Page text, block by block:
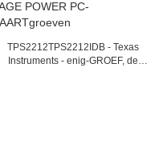
TPS2212TPS2212IDB - Texas
Instruments - enig-GROEF, de